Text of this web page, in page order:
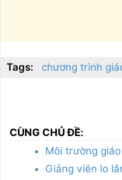
Tags: chương trình
CÙNG CHỦ ĐỀ:
Môi trường
Giảng viên lo